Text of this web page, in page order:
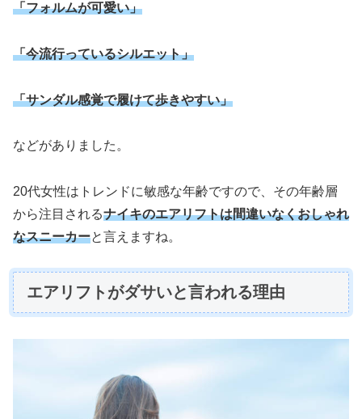
「フォルムが可愛い」
「今流行っているシルエット」
「サンダル感覚で履けて歩きやすい」
などがありました。
20代女性はトレンドに敏感な年齢ですので、その年齢層
から注目されるナイキのエアリフトは間違いなくおしゃれ
なスニーカーと言えますね。
エアリフトがダサいと言われる理由